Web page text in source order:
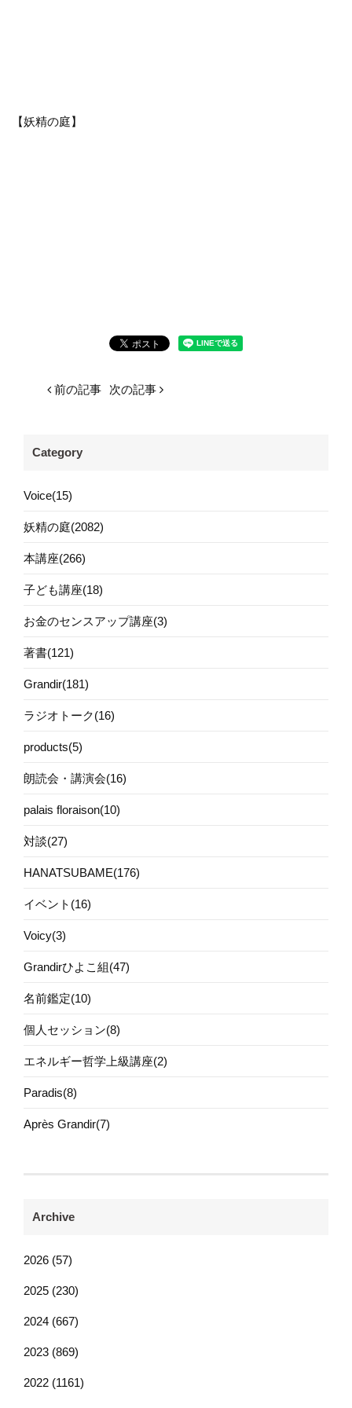
【妖精の庭】
前の記事 次の記事
Category
Voice(15)
妖精の庭(2082)
本講座(266)
子ども講座(18)
お金のセンスアップ講座(3)
著書(121)
Grandir(181)
ラジオトーク(16)
products(5)
朗読会・講演会(16)
palais floraison(10)
対談(27)
HANATSUBAME(176)
イベント(16)
Voicy(3)
Grandirひよこ組(47)
名前鑑定(10)
個人セッション(8)
エネルギー哲学上級講座(2)
Paradis(8)
Après Grandir(7)
Archive
2026 (57)
2025 (230)
2024 (667)
2023 (869)
2022 (1161)